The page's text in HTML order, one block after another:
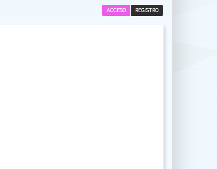
REGISTRO
ACCESO